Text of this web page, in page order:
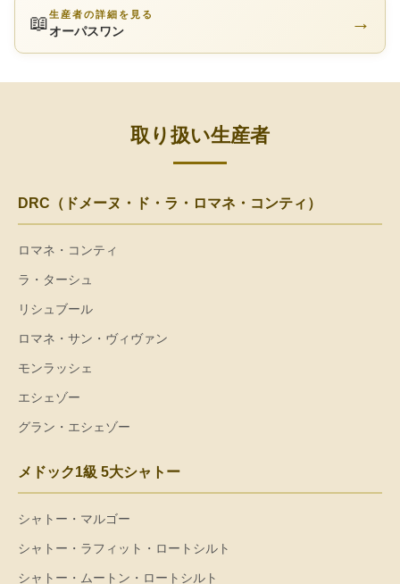
📖生産者の詳細を見る
オーパスワン →
取り扱い生産者
DRC（ドメーヌ・ド・ラ・ロマネ・コンティ）
ロマネ・コンティ
ラ・ターシュ
リシュブール
ロマネ・サン・ヴィヴァン
モンラッシェ
エシェゾー
グラン・エシェゾー
メドック1級 5大シャトー
シャトー・マルゴー
シャトー・ラフィット・ロートシルト
シャトー・ムートン・ロートシルト